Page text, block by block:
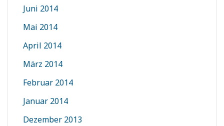
Juni 2014
Mai 2014
April 2014
März 2014
Februar 2014
Januar 2014
Dezember 2013